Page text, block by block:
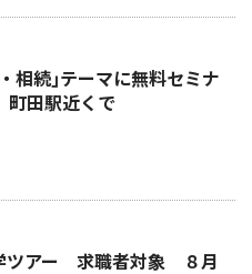
相続｣テーマに無料セミナ
田駅近くで
ツアー 求職者対象 ８月